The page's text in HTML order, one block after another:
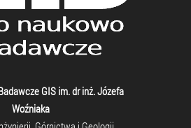
GIS im. dr inż. Józefa
Woźniaka